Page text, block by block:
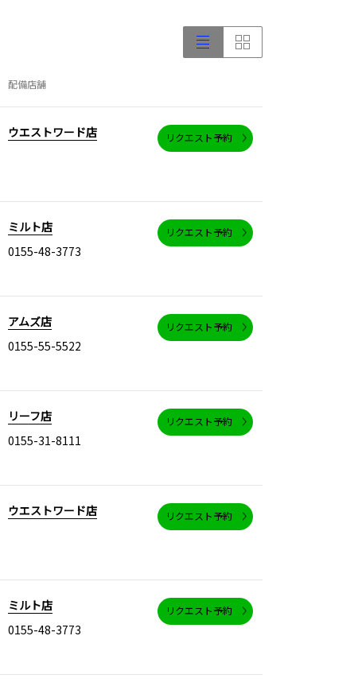
配備店舗
ウエストワード店 リクエスト予約
ミルト店
0155-48-3773
リクエスト予約
アムズ店
0155-55-5522
リクエスト予約
リーフ店
0155-31-8111
リクエスト予約
ウエストワード店 リクエスト予約
ミルト店
0155-48-3773
リクエスト予約